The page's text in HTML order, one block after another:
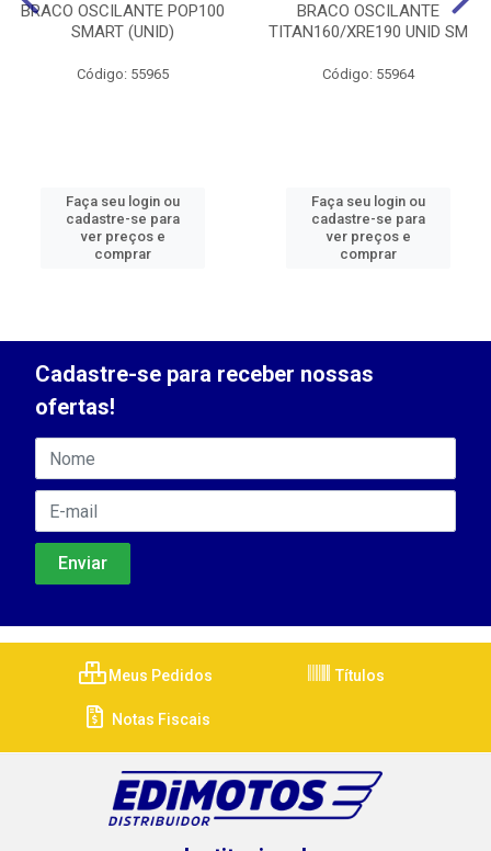
BRACO OSCILANTE POP100
SMART (UNID)
Código: 55965
Faça seu login ou
cadastre-se para
ver preços e
comprar
BRACO OSCILANTE
TITAN160/XRE190 UNID SM
Código: 55964
Faça seu login ou
cadastre-se para
ver preços e
comprar
Cadastre-se para receber nossas
ofertas!
Meus Pedidos Títulos
Notas Fiscais